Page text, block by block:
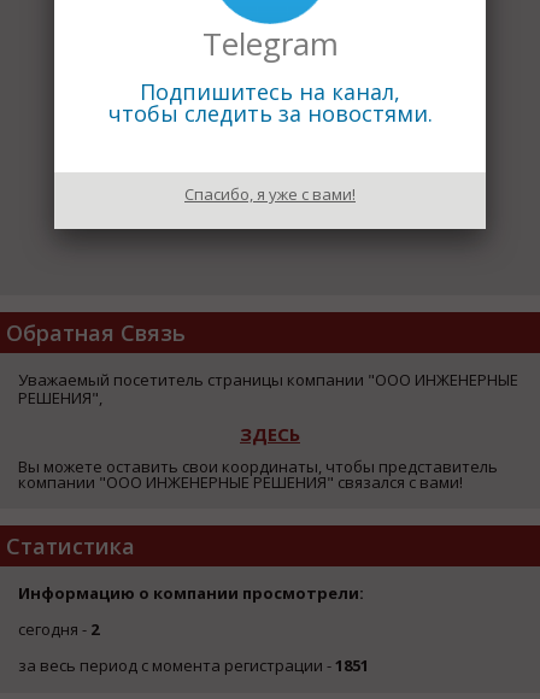
Обратная Связь
Уважаемый посетитель страницы компании "ООО ИНЖЕНЕРНЫЕ
РЕШЕНИЯ",
ЗДЕСЬ
Вы можете оставить свои координаты, чтобы представитель
компании "ООО ИНЖЕНЕРНЫЕ РЕШЕНИЯ" связался с вами!
Статистика
Информацию о компании просмотрели:
сегодня - 2
за весь период с момента регистрации -1851
Telegram
Подпишитесь на канал,
чтобы следить за новостями.
Спасибо, я уже с вами!